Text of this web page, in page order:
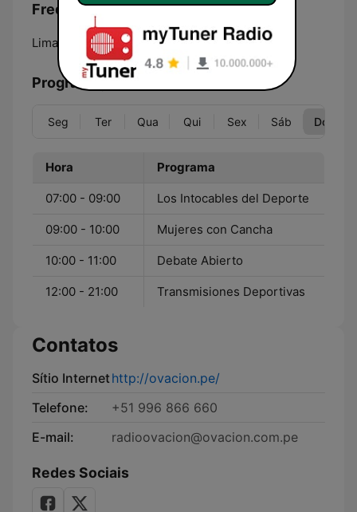
Frequências Radio Ovación:
Lima: 620 AM
Programação
Seg Ter Qua Qui Sex Sáb Dom
Hora Programa
07:00 - 09:00 Los Intocables del Deporte
09:00 - 10:00 Mujeres con Cancha
10:00 - 11:00 Debate Abierto
12:00 - 21:00 Transmisiones Deportivas
Contatos
Sítio Internethttp://ovacion.pe/
Telefone:
+51 996 866 660
E-mail:
radioovacion@ovacion.com.pe
Redes Sociais